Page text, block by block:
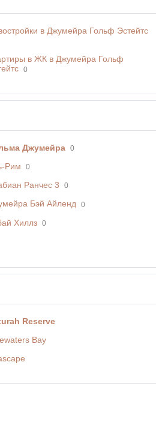
в Джумейра Гольф Эстейтс
в ЖК в Джумейра Гольф
0
Джумейра 0
Рим 0
Ранчес 3 0
Бэй Айленд 0
Хиллз 0
Reserve
Bay